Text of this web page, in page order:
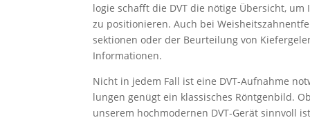
logie schafft die DVT die nötige Übersicht,
zu positio­nieren. Auch bei
sek­tionen oder der Beurteilung von
Infor­ma­tionen.
Nicht in jedem Fall ist eine DVT-Aufnahme
lungen genügt ein klassi­sches Röntgenbild.
unserem hochmo­dernen DVT-Gerät sinnvoll